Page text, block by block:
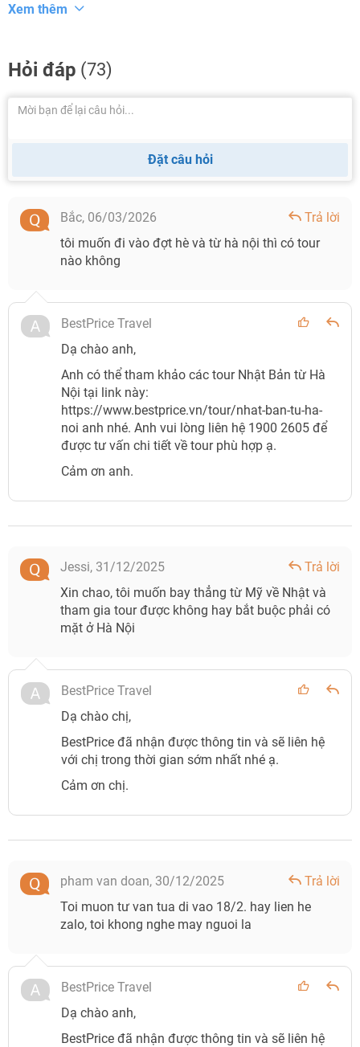
Xem thêm
Hỏi đáp (73)
Đặt câu hỏi
Bắc, 06/03/2026
Trả lời
tôi muốn đi vào đợt hè và từ hà nội thì có tour
nào không
BestPrice Travel
Dạ chào anh,
Anh có thể tham khảo các tour Nhật Bản từ Hà
Nội tại link này:
https://www.bestprice.vn/tour/nhat-ban-tu-ha-
noi anh nhé. Anh vui lòng liên hệ 1900 2605 để
được tư vấn chi tiết về tour phù hợp ạ.
Cảm ơn anh.
Jessi, 31/12/2025
Trả lời
Xin chao, tôi muốn bay thẳng từ Mỹ về Nhật và
tham gia tour được không hay bắt buộc phải có
mặt ở Hà Nội
BestPrice Travel
Dạ chào chị,
BestPrice đã nhận được thông tin và sẽ liên hệ
với chị trong thời gian sớm nhất nhé ạ.
Cảm ơn chị.
pham van doan, 30/12/2025
Trả lời
Toi muon tư van tua di vao 18/2. hay lien he
zalo, toi khong nghe may nguoi la
BestPrice Travel
Dạ chào anh,
BestPrice đã nhận được thông tin và sẽ liên hệ